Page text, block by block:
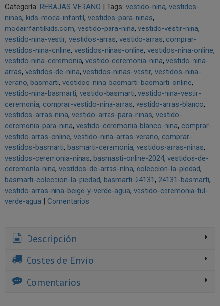
Categoría: REBAJAS VERANO | Tags: vestido-nina vestidos-
ninas kids-moda-infantil vestidos-para-ninas
modainfantilkids.com vestido-para-nina vestido-vestir-nina
vestido-nina-vestir vestidos-arras vestido-arras comprar-
vestidos-nina-online vestidos-ninas-online vestidos-nina-online
vestido-nina-ceremonia vestido-ceremonia-nina vestido-nina-
arras vestidos-de-nina vestidos-ninas-vestir vestidos-nina-
verano basmarti vestidos-nina-basmarti basmarti-online
vestido-nina-basmarti vestido-basmarti vestido-nina-vestir-
ceremonia comprar-vestido-nina-arras vestido-arras-blanco
vestidos-arras-nina vestido-arras-para-ninas vestido-
ceremonia-para-nina vestido-ceremonia-blanco-nina comprar-
vestido-arras-online vestido-nina-arras-verano comprar-
vestidos-basmarti basmarti-ceremonia vestidos-arras-ninas
vestidos-ceremonia-ninas basmasti-online-2024 vestidos-de-
ceremonia-nina vestidos-de-arras-nina coleccion-la-piedad
basmarti-coleccion-la-piedad basmarti-24131 24131-basmarti
vestido-arras-nina-beige-y-verde-agua vestido-ceremonia-tul-
verde-agua | Comentarios
Descripción
Costes de Envío
Comentarios